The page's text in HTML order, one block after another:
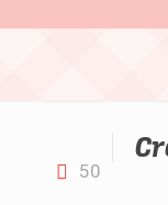
50